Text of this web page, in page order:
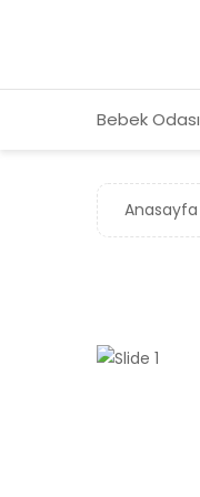
Bebek Odası
Anasayfa